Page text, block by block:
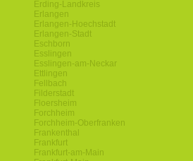
Erding-Landkreis
Erlangen
Erlangen-Hoechstadt
Erlangen-Stadt
Eschborn
Esslingen
Esslingen-am-Neckar
Ettlingen
Fellbach
Filderstadt
Floersheim
Forchheim
Forchheim-Oberfranken
Frankenthal
Frankfurt
Frankfurt-am-Main